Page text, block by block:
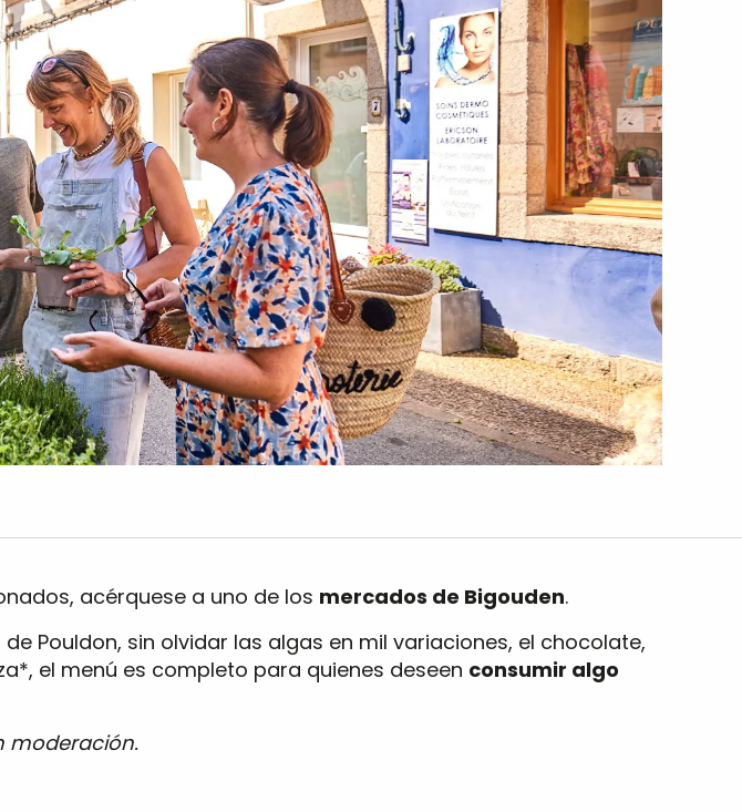
acérquese a uno de los mercados de Bigouden.
Pouldon, sin olvidar las algas en mil variaciones, el chocolate,
el menú es completo para quienes deseen consumir algo
moderación.